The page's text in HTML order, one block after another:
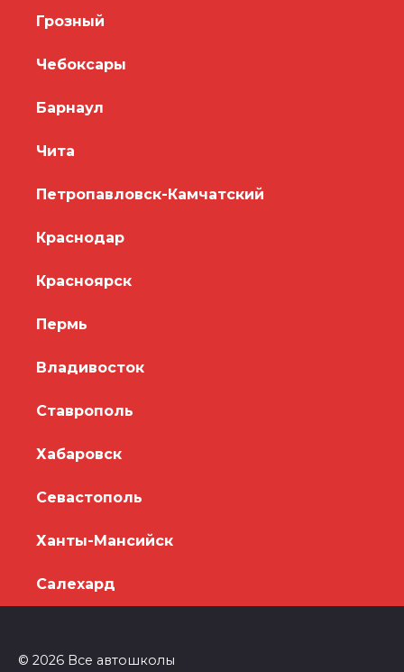
Грозный
Чебоксары
Барнаул
Чита
Петропавловск-Камчатский
Краснодар
Красноярск
Пермь
Владивосток
Ставрополь
Хабаровск
Севастополь
Ханты-Мансийск
Салехард
© 2026 Все автошколы